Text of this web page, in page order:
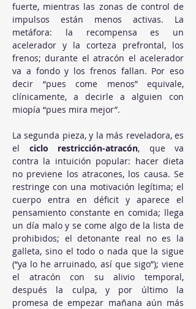
fuerte, mientras las zonas de control de
impulsos están menos activas. La
metáfora: la recompensa es un
acelerador y la corteza prefrontal, los
frenos; durante el atracón el acelerador
va a fondo y los frenos fallan. Por eso
decir “pues come menos” equivale,
clínicamente, a decirle a alguien con
miopía “pues mira mejor”.
La segunda pieza, y la más reveladora, es
el ciclo restricción-atracón, que va
contra la intuición popular: hacer dieta
no previene los atracones, los causa. Se
restringe con una motivación legítima; el
cuerpo entra en déficit y aparece el
pensamiento constante en comida; llega
un día malo y se come algo de la lista de
prohibidos; el detonante real no es la
galleta, sino el todo o nada que la sigue
(“ya lo he arruinado, así que sigo”); viene
el atracón con su alivio temporal,
después la culpa, y por último la
promesa de empezar mañana aún más